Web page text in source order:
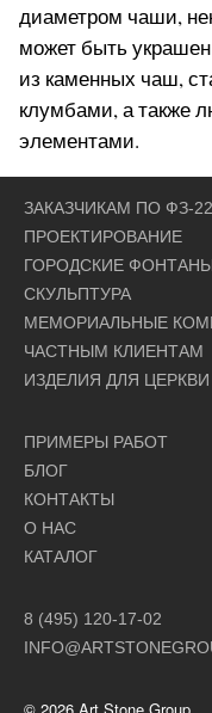
диаметром чаши,
может быть
из каменных чаш,
клумбами, а также
элементами.
ЗАКАЗЧИКАМ ПО ФЗ-
ПРОЕКТИРОВАНИЕ
ГОРОДСКИЕ
СКУЛЬПТУРА
МЕМОРИАЛЬНЫЕ
ЧАСТНЫМ КЛИЕНТАМ
ИЗДЕЛИЯ ДЛЯ ЦЕРКВИ
ПРИМЕРЫ РАБОТ
БЛОГ
КОНТАКТЫ
О НАС
КАТАЛОГ
8 (495) 120-17-02